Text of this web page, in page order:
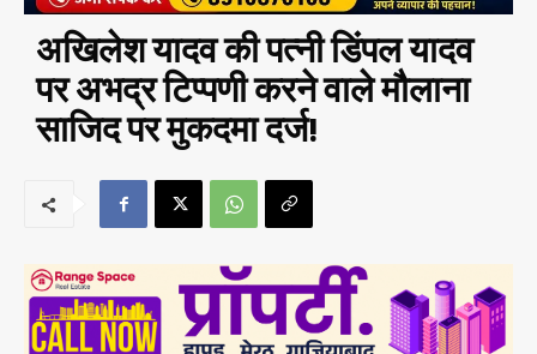
अखिलेश यादव की पत्नी डिंपल यादव
पर अभद्र टिप्पणी करने वाले मौलाना
साजिद पर मुकदमा दर्ज!